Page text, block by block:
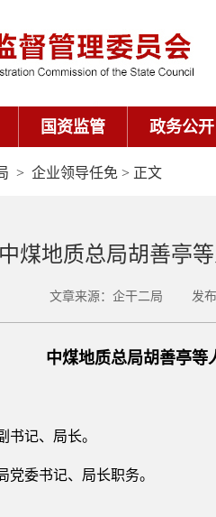
国资监管 政务公开
> 企业领导任免 > 正文
中煤地质总局胡善亭
文章来源：企干二局 发布
中煤地质总局胡善亭等
记、局长。
委书记、局长职务。